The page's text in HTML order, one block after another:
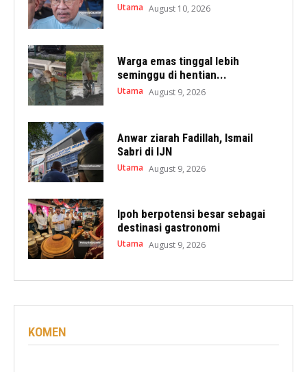
Utama August 10, 2026
Warga emas tinggal lebih
seminggu di hentian...
Utama August 9, 2026
Anwar ziarah Fadillah, Ismail
Sabri di IJN
Utama August 9, 2026
Ipoh berpotensi besar sebagai
destinasi gastronomi
Utama August 9, 2026
KOMEN